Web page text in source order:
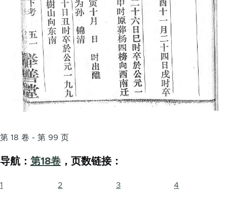
第 18 卷 - 第 99 页
导航： 第18卷 ，页数链接：
1 2 3 4